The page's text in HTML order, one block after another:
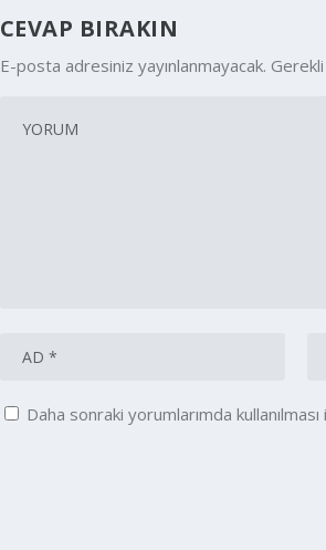
CEVAP BIRAKIN
E-posta adresiniz yayınlanmayacak.
Daha sonraki yorumlarımda